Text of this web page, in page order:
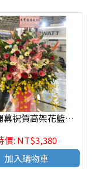
G075 開幕祝賀高架花籃、開幕藝術花籃 慶祝榮陞、開幕喬遷(一個)
價: NT$3,380
加入購物車